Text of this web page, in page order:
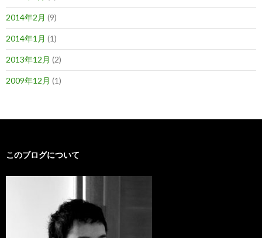
2014年2月 (9)
2014年1月 (1)
2013年12月 (2)
2009年12月 (1)
このブログについて